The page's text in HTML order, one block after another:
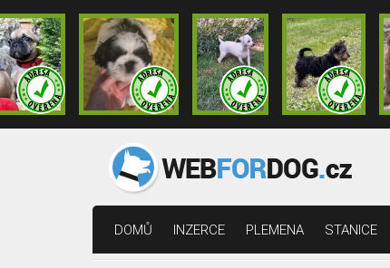
DOMŮ INZERCE PLEMENA STANICE